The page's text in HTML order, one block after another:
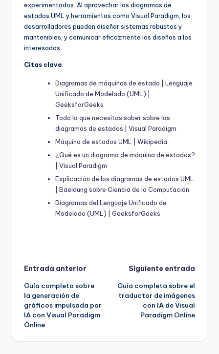
experimentados. Al aprovechar los diagramas de
estados UML y herramientas como Visual Paradigm, los
desarrolladores pueden diseñar sistemas robustos y
mantenibles, y comunicar eficazmente los diseños a los
interesados.
Citas clave:
Diagramas de máquinas de estado | Lenguaje
Unificado de Modelado (UML) |
GeeksforGeeks
Todo lo que necesitas saber sobre los
diagramas de estados | Visual Paradigm
Máquina de estados UML | Wikipedia
¿Qué es un diagrama de máquina de estados?
| Visual Paradigm
Explicación de los diagramas de estados UML
| Baeldung sobre Ciencia de la Computación
Diagramas del Lenguaje Unificado de
Modelado (UML) | GeeksforGeeks
Navegación
de
entradas
Entrada anterior
Guía completa sobre
la generación de
gráficos impulsada por
IA con Visual Paradigm
Online
Siguiente entrada
Guía completa sobre el
traductor de imágenes
con IA de Visual
Paradigm Online